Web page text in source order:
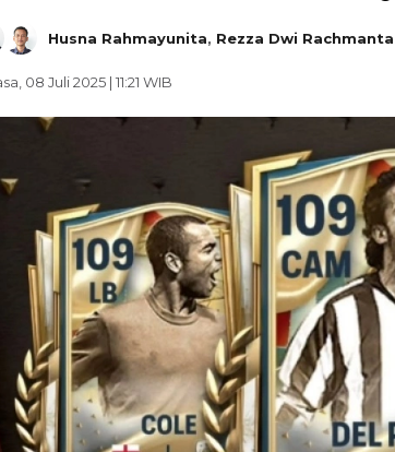
Husna Rahmayunita, Rezza Dwi Rachmanta
08 Juli 2025 | 11:21 WIB